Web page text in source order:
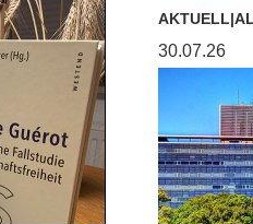
AKTUELL|
30.07.26